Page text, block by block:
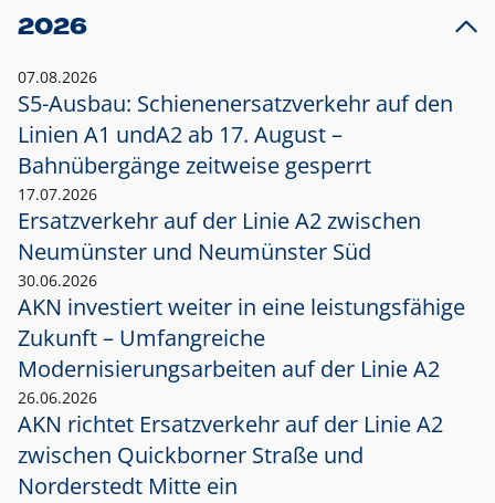
2026
07.08.2026
S5-Ausbau: Schienenersatzverkehr auf den
Linien A1 undA2 ab 17. August –
Bahnübergänge zeitweise gesperrt
17.07.2026
Ersatzverkehr auf der Linie A2 zwischen
Neumünster und Neumünster Süd
30.06.2026
AKN investiert weiter in eine leistungsfähige
Zukunft – Umfangreiche
Modernisierungsarbeiten auf der Linie A2
26.06.2026
AKN richtet Ersatzverkehr auf der Linie A2
zwischen Quickborner Straße und
Norderstedt Mitte ein